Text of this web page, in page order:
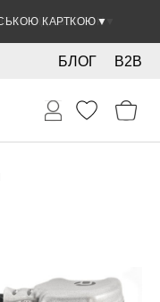
КАРТКОЮ ▼
B2B
БЛОГ